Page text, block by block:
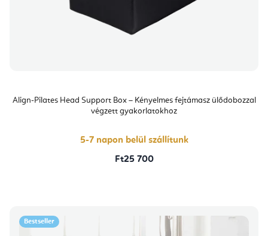
Align-Pilates Head Support Box – Kényelmes fejtámasz ülődobozzal
végzett gyakorlatokhoz
5-7 napon belül szállítunk
Ft25 700
Bestseller